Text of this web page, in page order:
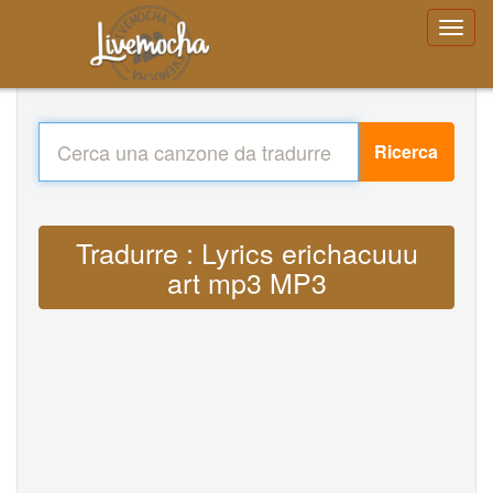
Ricerca
Tradurre : Lyrics erichacuuu
art mp3 MP3